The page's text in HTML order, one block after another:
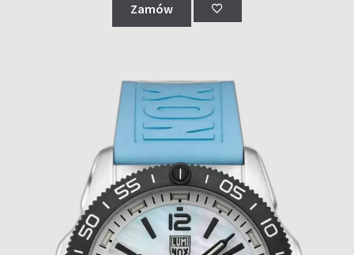
Zamów